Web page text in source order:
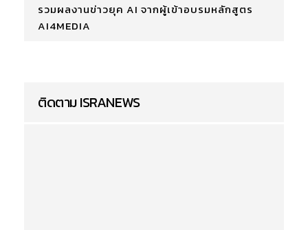
รวมผลงานข่าวยุค AI จากผู้เข้าอบรมหลักสูตร
AI4MEDIA
ติดตาม ISRANEWS